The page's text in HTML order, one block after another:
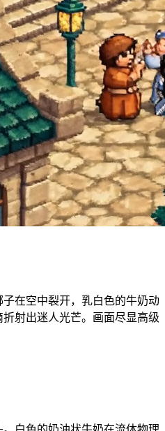
在空中裂开，乳白色的牛奶动
射出迷人光芒。画面尽显高级